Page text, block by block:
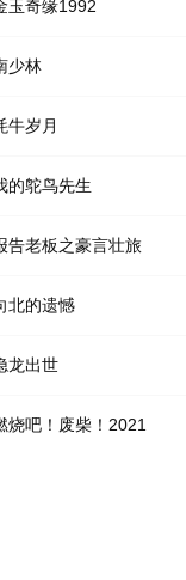
在此过程中和嫡兄李轸
龙结血契，二人成为夫
夫人，复仇中与傲娇
了“桂姨”犯罪团伙，
淮（何健麒 饰）二人相
重任，当他带领族人
玉奇缘1992
少林
牛岁月
的鸵鸟先生
告老板之豪言壮旅
北的遗憾
龙出世
烧吧！废柴！2021